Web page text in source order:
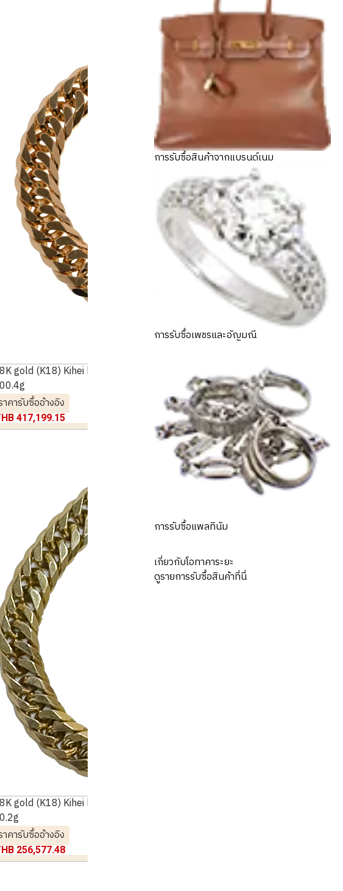
gold (K18) Kihei bracelet
าคารับซื้ออ้างอิง
417,199.15
gold (K18) Kihei bracelet 6 sides double
าคารับซื้ออ้างอิง
256,577.48
การรับซื้อสินค้าจากแบรนด์เนม
การรับซื้อเพชรและอัญมณี
การรับซื้อแพลทินัม
เกี่ยวกับโอทาคาระยะ
ดูรายการรับซื้อสินค้าที่นี่